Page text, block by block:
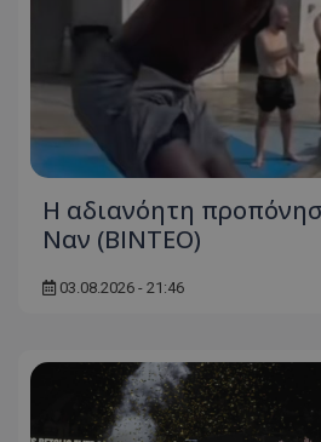
Η αδιανόητη
Ναν (BINTEO)
03.08.2026 - 21:46